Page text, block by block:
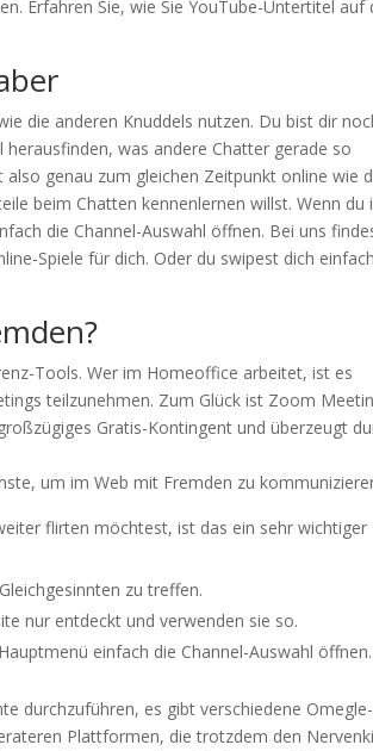
Erfahren Sie, wie Sie YouTube-Untertitel auf
die anderen Knuddels nutzen. Du bist dir
was andere Chatter gerade so
genau zum gleichen Zeitpunkt online wie
beim Chatten kennenlernen willst. Wenn du
die Channel-Auswahl öffnen. Bei uns
Spiele für dich. Oder du swipest dich
Tools. Wer im Homeoffice arbeitet, ist es
teilzunehmen. Zum Glück ist Zoom
Gratis-Kontingent und überzeugt
um im Web mit Fremden zu
flirten möchtest, ist das ein sehr wichtiger
zu treffen.
nur entdeckt und verwenden sie so.
einfach die Channel-Auswahl öffnen.
durchzuführen, es gibt verschiedene Omegle-
Plattformen, die trotzdem den